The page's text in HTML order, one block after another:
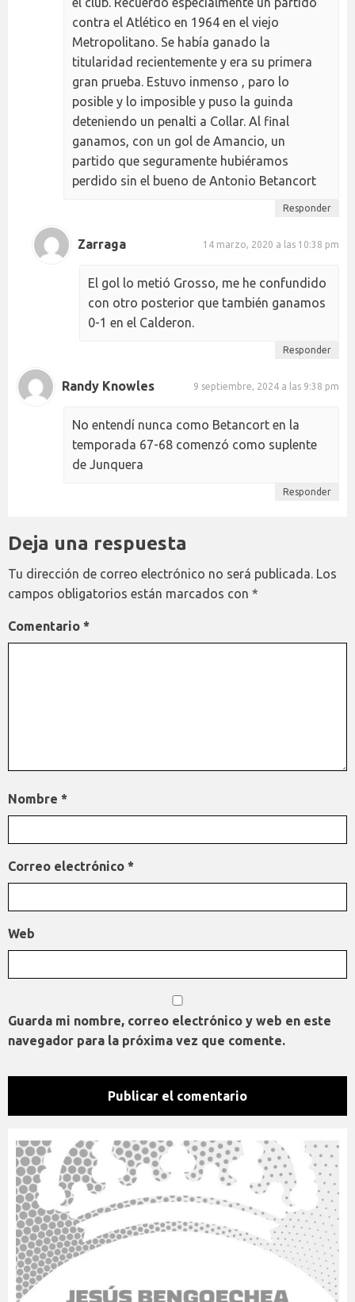
contra el Atlético en 1964 en el viejo
Metropolitano. Se había ganado la
titularidad recientemente y era su primera
gran prueba. Estuvo inmenso , paro lo
posible y lo imposible y puso la guinda
deteniendo un penalti a Collar. Al final
ganamos, con un gol de Amancio, un
partido que seguramente hubiéramos
perdido sin el bueno de Antonio Betancort
Responder
Zarraga 14 marzo, 2020 a las 10:38 pm
El gol lo metió Grosso, me he confundido
con otro posterior que también ganamos
0-1 en el Calderon.
Responder
Randy Knowles 9 septiembre, 2024 a las 9:38 pm
No entendí nunca como Betancort en la
temporada 67-68 comenzó como suplente
de Junquera
Responder
Deja una respuesta
Tu dirección de correo electrónico no será publicada. Los
campos obligatorios están marcados con *
Comentario *
Nombre *
Correo electrónico *
Web
Guarda mi nombre, correo electrónico y web en este
navegador para la próxima vez que comente.